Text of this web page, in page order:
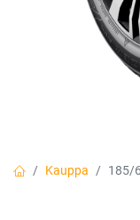
Kauppa 185/